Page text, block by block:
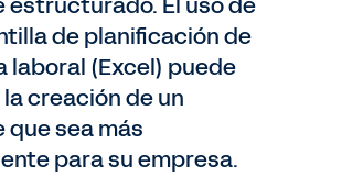
de planificación de
laboral (Excel) puede
creación de un
que sea más
para su empresa.